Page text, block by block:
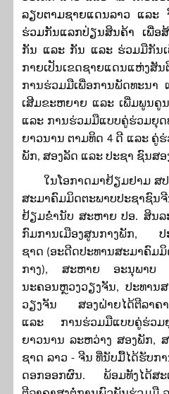
ລຽບຕາມຊາຍແດນລາວ ແລະ
ຮ່ວມກັນແລກປ່ຽນສິນຄ້າ ເພື່ອສ້
ກັນ ແລະ ກັນ ແລະ ຮ່ວມມືກັນ
ກາຍເປັນເຂດຊາຍແດນແຫ່ງສັ
ການຮ່ວມມືເພື່ອການພັດທະນາ
ເສີມຂະຫຍາຍ ແລະ ເພີ່ມພູນຄູ
ແລະ ການຮ່ວມມືແບບຄູ່ຮ່ວມຍຸ
ຍາວນານ ຕາມທິດ 4 ດີ ແລະ ຄູ່ຮ່
ພັກ, ສອງລັດ ແລະ ປະຊາ ຊົນສອ
ໃນໂອກາດມາຢ້ຽມຢາມ ສປ
ສະມາຄົມມິດຕະພາບປະຊາຊົນ
ຢ້ຽມຂ່ຳນັບສະຫາຍ ປອ. ສິນລ
ກົມການເມືອງສູນກາງພັກ, ປ
ຊາດ (ອະດີດປະທານສະມາຄົມມິ
ກາງ), ສະຫາຍ ອະນຸພາບ
ນະຄອນຫຼວງວຽງຈັນ, ປະທານ
ວຽງຈັນ
ສອງຝ່າຍໄດ້ຕີລາຄ
ແລະ ການຮ່ວມມືແບບຄູ່ຮ່ວມ
ຍາວນານ ລະຫວ່າງ ສອງພັກ,
ຊາດ ລາວ - ຈີນ ທີ່ນັບມື້ໄດ້ຮັບກ
ດອກອອກຜົນ. ພ້ອມທັງໄດ້ສ